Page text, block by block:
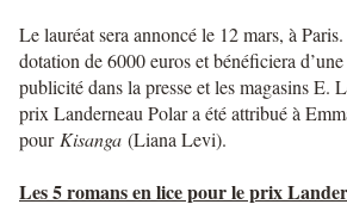
Le lauréat sera annoncé le 12 mars, à
dotation de 6000 euros et bénéficiera
publicité dans la presse et les magasins E.
prix Landerneau Polar a été attribué à
pourKisanga (Liana Levi).
Les 5 romans en lice pour le prix